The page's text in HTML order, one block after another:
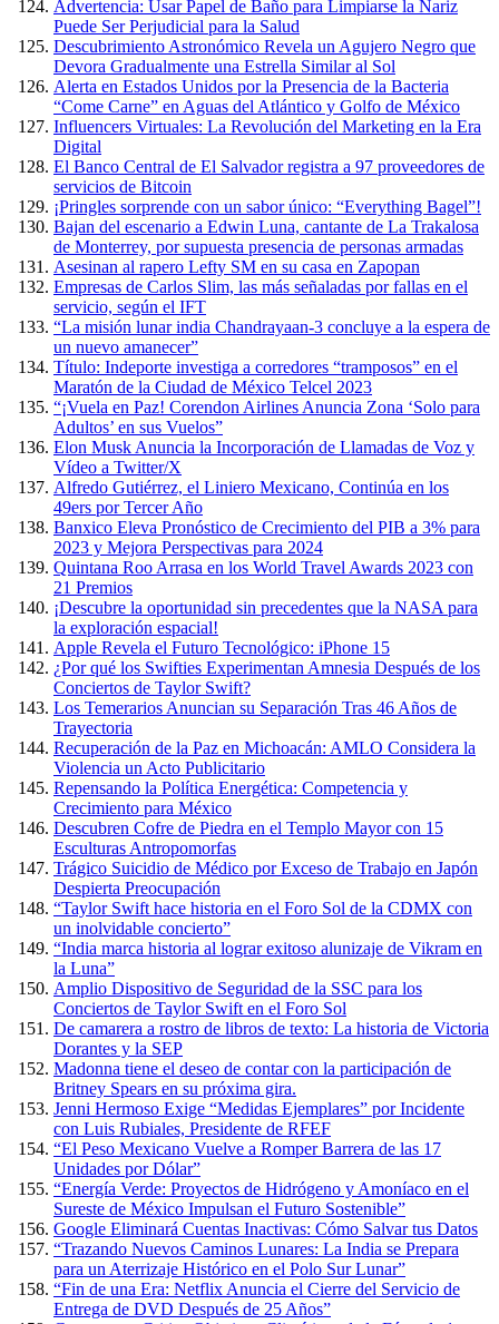
Advertencia: Usar Papel de Baño para Limpiarse la Nariz
Puede Ser Perjudicial para la Salud
Descubrimiento Astronómico Revela un Agujero Negro que
Devora Gradualmente una Estrella Similar al Sol
Alerta en Estados Unidos por la Presencia de la Bacteria
“Come Carne” en Aguas del Atlántico y Golfo de México
Influencers Virtuales: La Revolución del Marketing en la Era
Digital
El Banco Central de El Salvador registra a 97 proveedores de
servicios de Bitcoin
¡Pringles sorprende con un sabor único: “Everything Bagel”!
Bajan del escenario a Edwin Luna, cantante de La Trakalosa
de Monterrey, por supuesta presencia de personas armadas
Asesinan al rapero Lefty SM en su casa en Zapopan
Empresas de Carlos Slim, las más señaladas por fallas en el
servicio, según el IFT
“La misión lunar india Chandrayaan-3 concluye a la espera de
un nuevo amanecer”
Título: Indeporte investiga a corredores “tramposos” en el
Maratón de la Ciudad de México Telcel 2023
“¡Vuela en Paz! Corendon Airlines Anuncia Zona ‘Solo para
Adultos’ en sus Vuelos”
Elon Musk Anuncia la Incorporación de Llamadas de Voz y
Vídeo a Twitter/X
Alfredo Gutiérrez, el Liniero Mexicano, Continúa en los
49ers por Tercer Año
Banxico Eleva Pronóstico de Crecimiento del PIB a 3% para
2023 y Mejora Perspectivas para 2024
Quintana Roo Arrasa en los World Travel Awards 2023 con
21 Premios
¡Descubre la oportunidad sin precedentes que la NASA para
la exploración espacial!
Apple Revela el Futuro Tecnológico: iPhone 15
¿Por qué los Swifties Experimentan Amnesia Después de los
Conciertos de Taylor Swift?
Los Temerarios Anuncian su Separación Tras 46 Años de
Trayectoria
Recuperación de la Paz en Michoacán: AMLO Considera la
Violencia un Acto Publicitario
Repensando la Política Energética: Competencia y
Crecimiento para México
Descubren Cofre de Piedra en el Templo Mayor con 15
Esculturas Antropomorfas
Trágico Suicidio de Médico por Exceso de Trabajo en Japón
Despierta Preocupación
“Taylor Swift hace historia en el Foro Sol de la CDMX con
un inolvidable concierto”
“India marca historia al lograr exitoso alunizaje de Vikram en
la Luna”
Amplio Dispositivo de Seguridad de la SSC para los
Conciertos de Taylor Swift en el Foro Sol
De camarera a rostro de libros de texto: La historia de Victoria
Dorantes y la SEP
Madonna tiene el deseo de contar con la participación de
Britney Spears en su próxima gira.
Jenni Hermoso Exige “Medidas Ejemplares” por Incidente
con Luis Rubiales, Presidente de RFEF
“El Peso Mexicano Vuelve a Romper Barrera de las 17
Unidades por Dólar”
“Energía Verde: Proyectos de Hidrógeno y Amoníaco en el
Sureste de México Impulsan el Futuro Sostenible”
Google Eliminará Cuentas Inactivas: Cómo Salvar tus Datos
“Trazando Nuevos Caminos Lunares: La India se Prepara
para un Aterrizaje Histórico en el Polo Sur Lunar”
“Fin de una Era: Netflix Anuncia el Cierre del Servicio de
Entrega de DVD Después de 25 Años”